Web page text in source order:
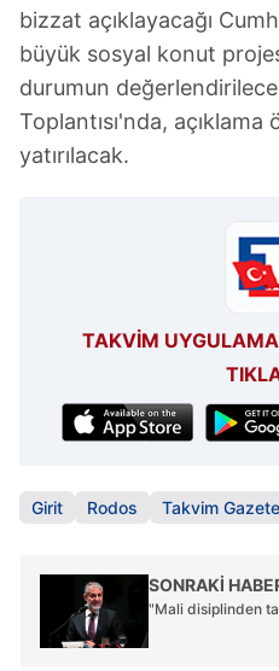
bizzat açıklayacağı
büyük sosyal konut
durumun
Toplantısı'nda,
yatırılacak.
TAKVİM
Girit Rodos Takvim
SONRAKİ
"Mali disiplinden